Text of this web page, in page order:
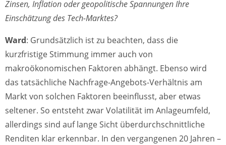
Zinsen, Inflation oder geopolitische Spannungen Ihre
Einschätzung des Tech-Marktes?
Ward: Grundsätzlich ist zu beachten, dass die
kurzfristige Stimmung immer auch von
makroökonomischen Faktoren abhängt. Ebenso wird
das tatsächliche Nachfrage-Angebots-Verhältnis am
Markt von solchen Faktoren beeinflusst, aber etwas
seltener. So entsteht zwar Volatilität im Anlageumfeld,
allerdings sind auf lange Sicht überdurchschnittliche
Renditen klar erkennbar. In den vergangenen 20 Jahren –